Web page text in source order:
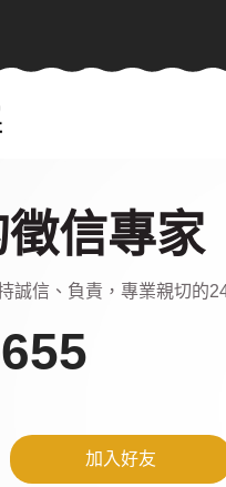
信專家
誠信、負責，專業親切的
加入好友